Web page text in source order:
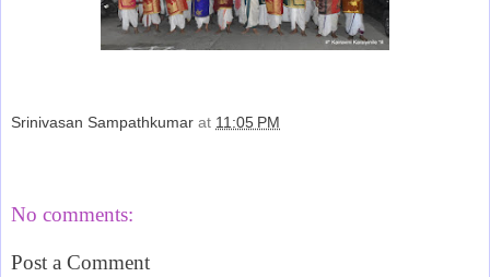
Srinivasan Sampathkumar at 11:05 PM
No comments:
Post a Comment